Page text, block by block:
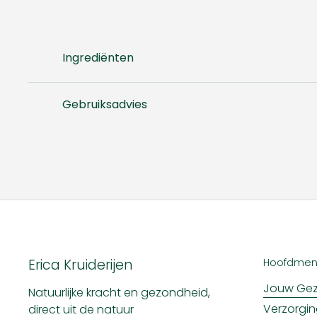
Ingrediënten
Gebruiksadvies
Erica Kruiderijen
Natuurlijke kracht en gezondheid,
direct uit de natuur
Jouw